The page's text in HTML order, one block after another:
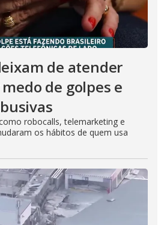
de atender
de golpes e
robocalls, telemarketing e
os hábitos de quem usa